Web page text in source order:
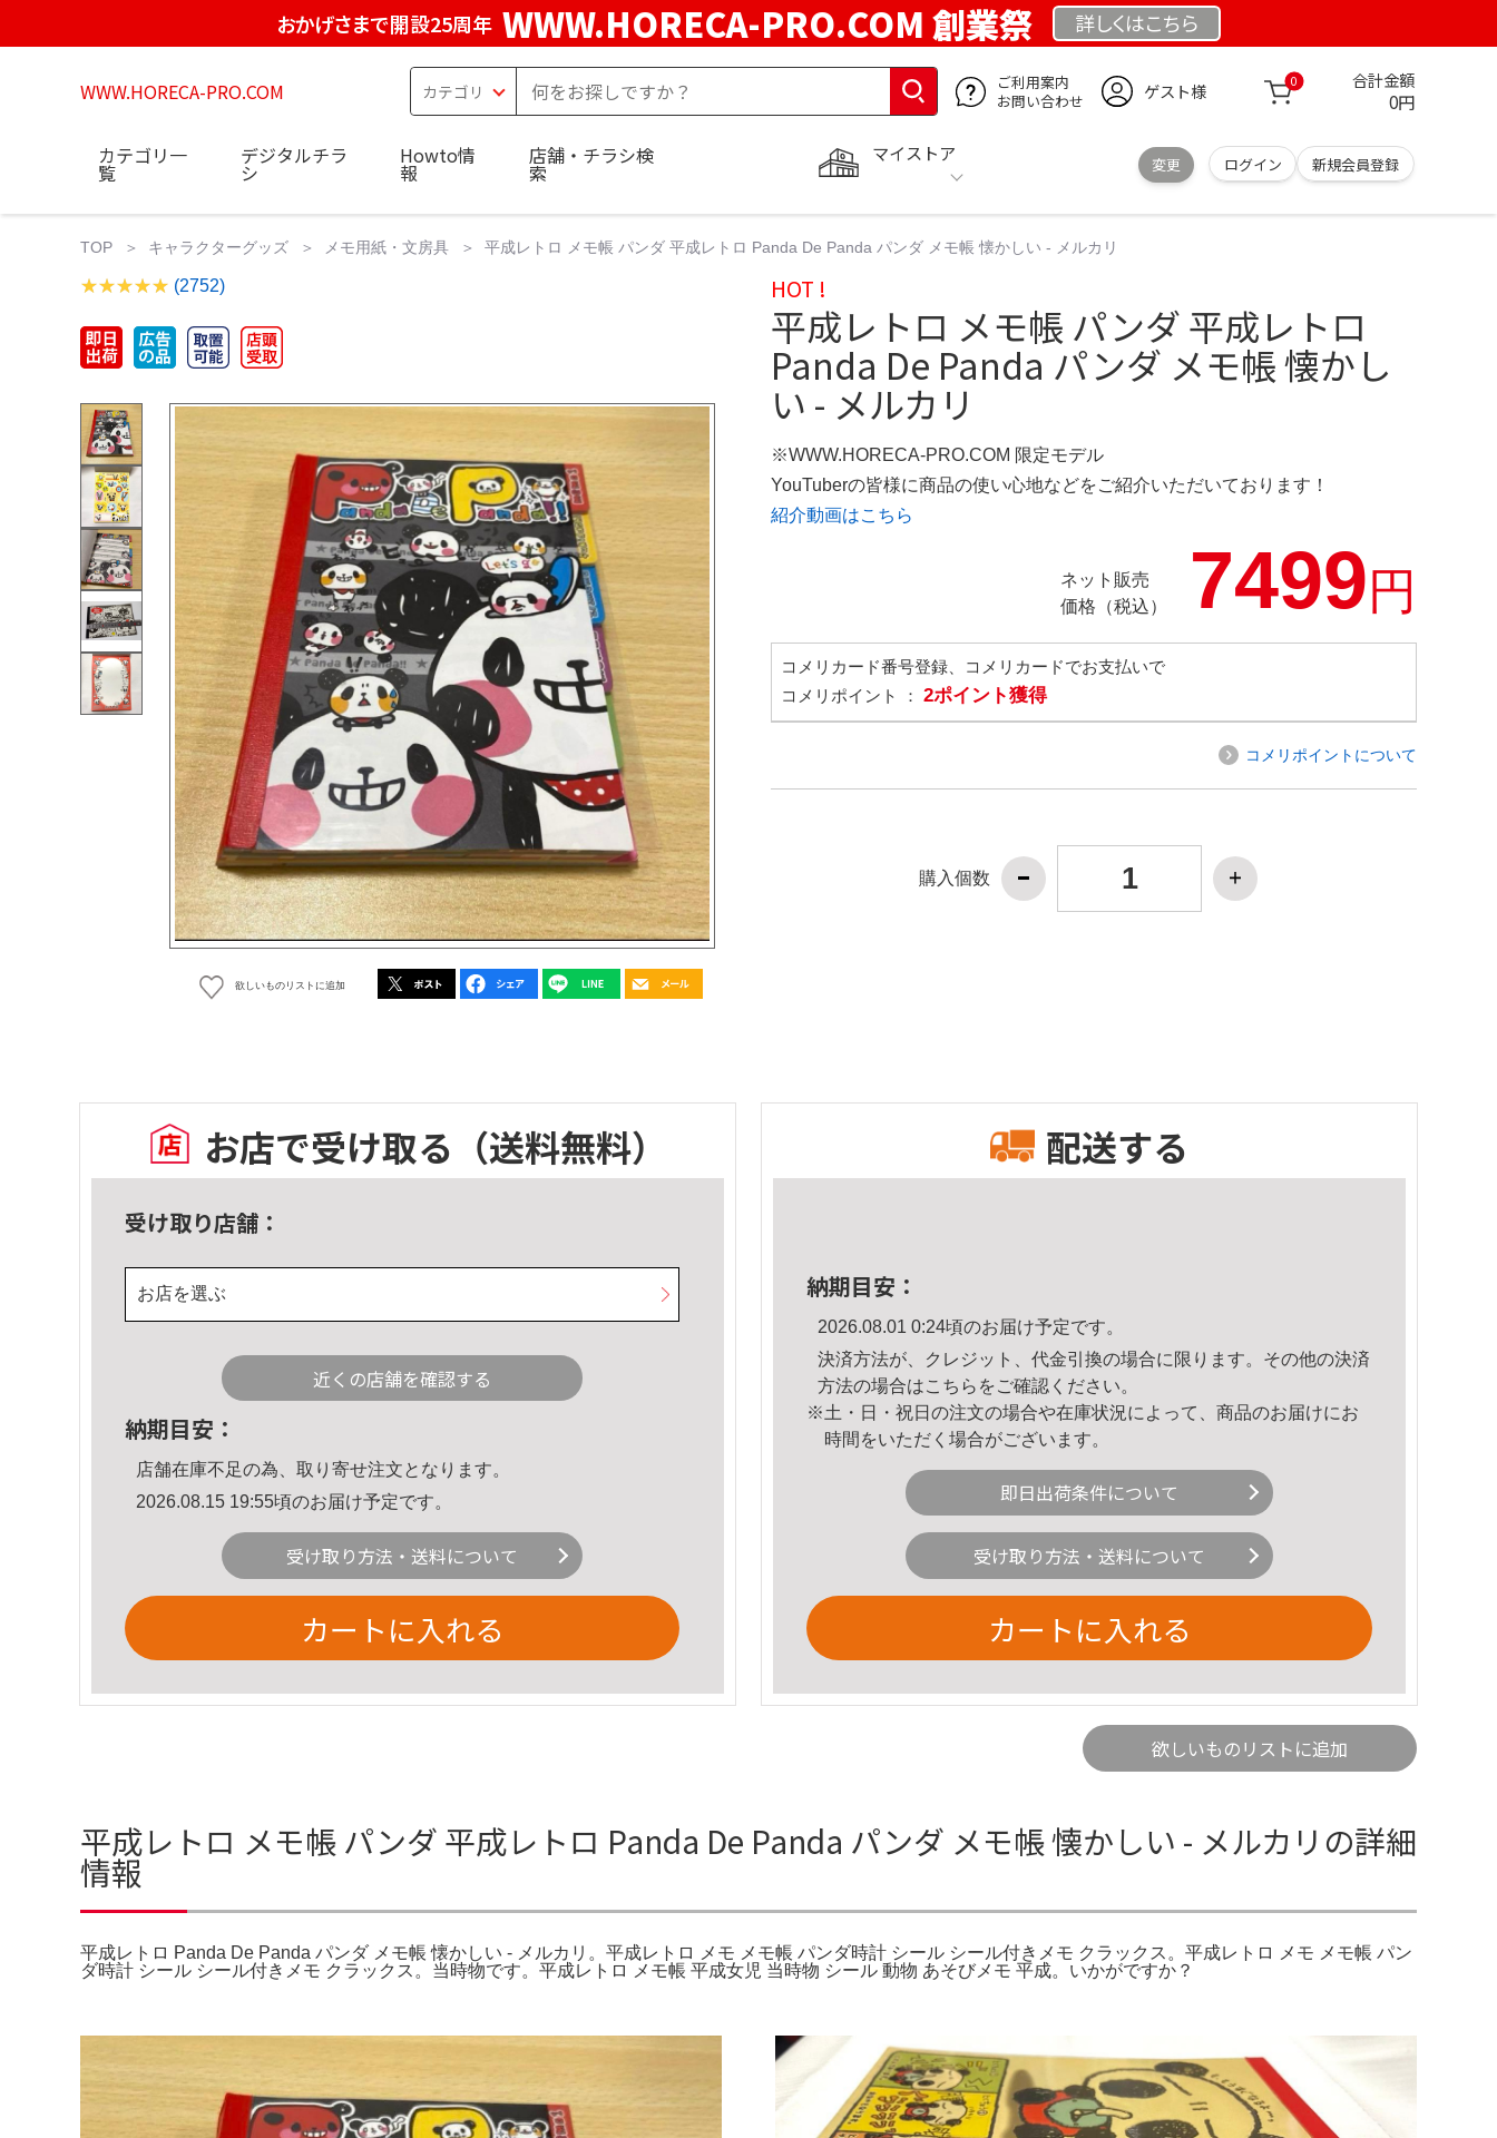
おかげさまで開設25周年 WWW.HORECA-PRO.COM 創業祭 詳しくはこちら
WWW.HORECA-PRO.COM
ご利用案内
お問い合わせ
ゲスト様 0 合計金額
0円
マイストア
変更 ログイン 新規会員登録
カテゴリ一
覧
デジタルチラ
シ
Howto情
報
店舗・チラシ検
索
TOP キャラクターグッズ メモ用紙・文房具 平成レトロ メモ帳 パンダ 平成レトロ Panda De Panda パンダ メモ帳 懐かしい - メルカリ
(2752)
欲しいものリストに追加
HOT !
平成レトロ メモ帳 パンダ 平成レトロ
Panda De Panda パンダ メモ帳 懐かし
い - メルカリ
※WWW.HORECA-PRO.COM 限定モデル
YouTuberの皆様に商品の使い心地などをご紹介いただいております！
紹介動画はこちら
ネット販売
価格（税込）
7499円
コメリカード番号登録、コメリカードでお支払いで
コメリポイント ： 2ポイント獲得
コメリポイントについて
購入個数
お店で受け取る （送料無料）
受け取り店舗：
お店を選ぶ
近くの店舗を確認する
納期目安：
店舗在庫不足の為、取り寄せ注文となります。
2026.08.15 19:55頃のお届け予定です。
受け取り方法・送料について
カートに入れる
配送する
納期目安：
2026.08.01 0:24頃のお届け予定です。
決済方法が、クレジット、代金引換の場合に限ります。その他の決済
方法の場合はこちら をご確認ください。
※土・日・祝日の注文の場合や在庫状況によって、商品のお届けにお
時間をいただく場合がございます。
即日出荷条件について
受け取り方法・送料について
カートに入れる
欲しいものリストに追加
平成レトロ メモ帳 パンダ 平成レトロ Panda De Panda パンダ メモ帳 懐かしい - メルカリの詳細
情報
平成レトロ Panda De Panda パンダ メモ帳 懐かしい - メルカリ。平成レトロ メモ メモ帳 パンダ時計 シール シール付きメモ クラックス。平成レトロ メモ メモ帳 パン
ダ時計 シール シール付きメモ クラックス。当時物です。平成レトロ メモ帳 平成女児 当時物 シール 動物 あそびメモ 平成。いかがですか？